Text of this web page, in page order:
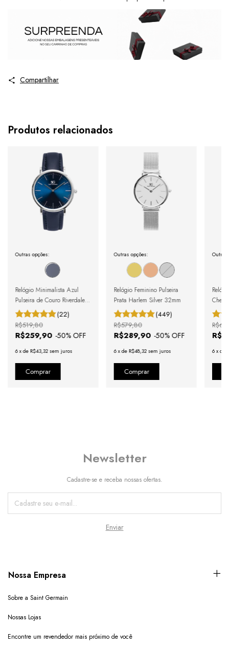
Compartilhar
Produtos relacionados
Outras opções:
Relógio Minimalista Azul
Pulseira de Couro Riverdale
Blue Silver 40mm(22)
R$259,90 -50% OFF
R$519,80
6 xde R$43,32 sem juros
Outras opções:
Relógio Feminino Pulseira
Prata Harlem Silver 32mm
(449)
R$289,90 -50% OFF
R$579,80
6 xde R$48,32 sem juros
Outras
6 x de
Newsletter
Cadastre-se e receba nossas ofertas.
Nossa Empresa
Sobre a Saint Germain
Nossas Lojas
Encontre um revendedor mais próximo de você